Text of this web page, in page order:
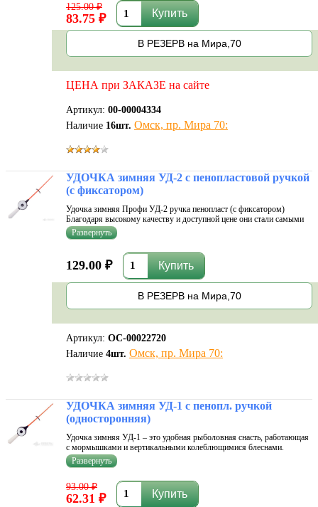
125.00 ₽
83.75 ₽
В РЕЗЕРВ на Мира,70
ЦЕНА при ЗАКАЗЕ на сайте
Артикул: 00-00004334
Наличие 16шт. Омск, пр. Мира 70:
УДОЧКА зимняя УД-2 с пенопластовой ручкой
(с фиксатором)
Удочка зимняя Профи УД-2 ручка пенопласт (с фиксатором)
Благодаря высокому качеству и доступной цене они стали самыми
популярными и массовыми зимними удочками на Российском
рынке. Многофункциональные, лёгкие, надёжные, удобные,
129.00 ₽
В РЕЗЕРВ на Мира,70
Артикул: ОС-00022720
Наличие 4шт. Омск, пр. Мира 70:
УДОЧКА зимняя УД-1 с пенопл. ручкой
(односторонняя)
Удочка зимняя УД-1 – это удобная рыболовная снасть, работающая
с мормышками и вертикальными колеблющимися блеснами.
Укомплектовывается съемных хлыстиком с чувствительным
кончиком, инерционной катушкой, состоит из двух секций.
93.00 ₽
62.31 ₽